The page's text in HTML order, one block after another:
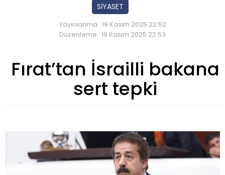
SİYASET
Yayınlanma : 19 Kasım 2025 22:52
Düzenleme : 19 Kasım 2025 22:53
Fırat’tan İsrailli bakana
sert tepki